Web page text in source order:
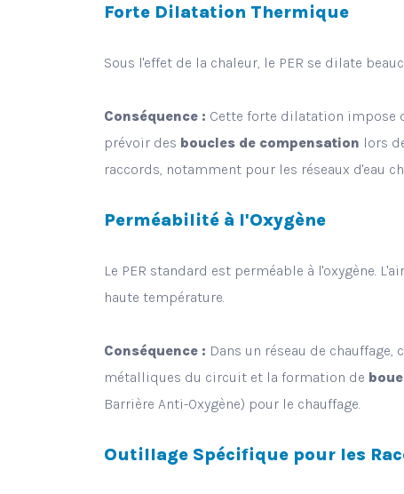
Forte Dilatation Thermique
Sous l'effet de la chaleur, le PER se dilate
Conséquence : Cette forte dilatation impose
prévoir des boucles de compensation lors
raccords, notamment pour les réseaux d'eau
Perméabilité à l'Oxygène
Le PER standard est perméable à l'oxygène.
haute température.
Conséquence : Dans un réseau de chauffage,
métalliques du circuit et la formation de
Barrière Anti-Oxygène) pour le chauffage.
Outillage Spécifique pour les